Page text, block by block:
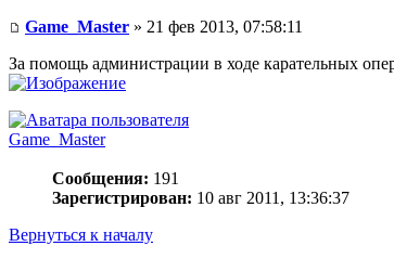
Game_Master » 21 фев 2013, 07:58:11
За помощь администрации в ходе карательных
Game_Master
Сообщения: 191
Зарегистрирован: 10 авг 2011, 13:36:37
Вернуться к началу